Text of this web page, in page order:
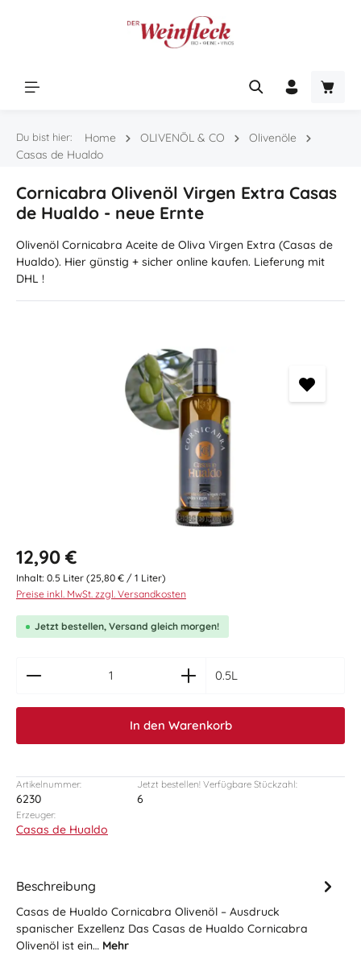
Du bist hier: Home OLIVENÖL & CO
Olivenöle
Casas de Hualdo
Cornicabra Olivenöl Virgen Extra Casas
de Hualdo - neue Ernte
Olivenöl Cornicabra Aceite de Oliva Virgen Extra (Casas de
Hualdo). Hier günstig + sicher online kaufen. Lieferung mit
DHL !
Bildergalerie überspringen
Regulärer Preis:
12,90 €
Inhalt: 0.5 Liter (25,80 € / 1 Liter)
Preise inkl. MwSt. zzgl. Versandkosten
Jetzt bestellen, Versand gleich morgen!
0.5L
In den Warenkorb
Artikelnummer:
6230
Jetzt bestellen! Verfügbare Stückzahl:
6
Erzeuger:
Casas de Hualdo
Beschreibung
Casas de Hualdo Cornicabra Olivenöl – Ausdruck
spanischer Exzellenz Das Casas de Hualdo Cornicabra
Olivenöl ist ein… Mehr